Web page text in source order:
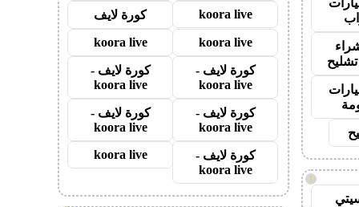
!
koora live
كورة لايف
koora live
koora live
كورة لايف -
koora live
كورة لايف -
koora live
كورة لايف -
koora live
كورة لايف -
koora live
كورة لايف -
koora live
koora live